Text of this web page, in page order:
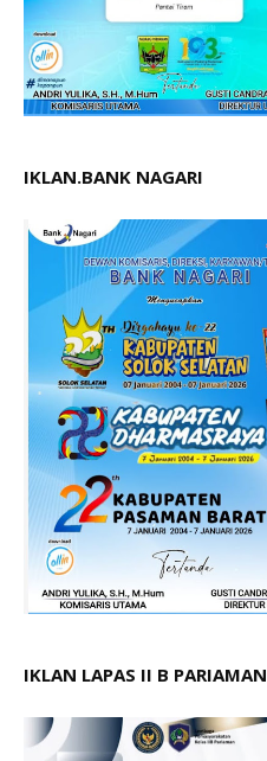
IKLAN.BANK NAGARI
IKLAN LAPAS II B PARIAMAN